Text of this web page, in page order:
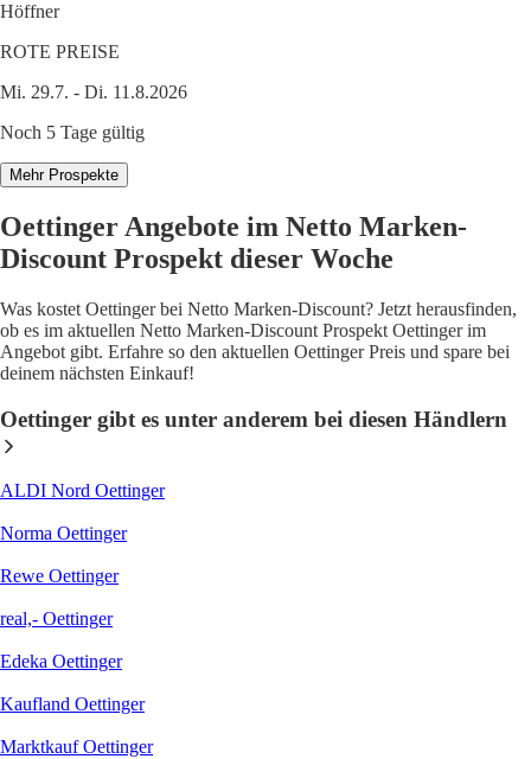
Höffner
ROTE PREISE
Mi. 29.7. - Di. 11.8.2026
Noch 5 Tage gültig
Mehr Prospekte
Oettinger Angebote im Netto Marken-
Discount Prospekt dieser Woche
Was kostet Oettinger bei Netto Marken-Discount? Jetzt herausfinden,
ob es im aktuellen Netto Marken-Discount Prospekt Oettinger im
Angebot gibt. Erfahre so den aktuellen Oettinger Preis und spare bei
deinem nächsten Einkauf!
Oettinger gibt es unter anderem bei diesen Händlern
ALDI Nord Oettinger
Norma Oettinger
Rewe Oettinger
real,- Oettinger
Edeka Oettinger
Kaufland Oettinger
Marktkauf Oettinger